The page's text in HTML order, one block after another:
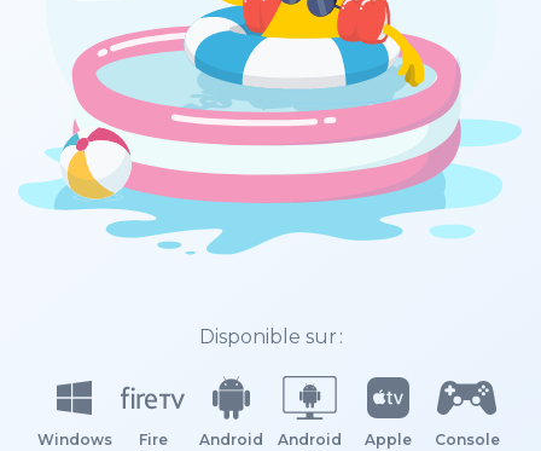
Disponible sur :
Windows
Fire
Android
Android
Apple
Console